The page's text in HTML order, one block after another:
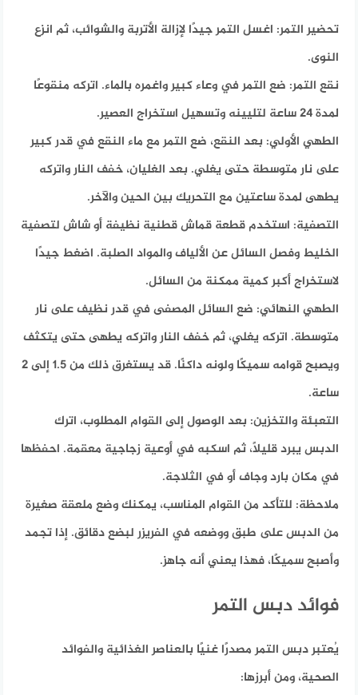
تحضير التمر: اغسل التمر جيدًا لإزالة الأتربة والشوائب، ثم انزع
النوى.​
نقع التمر: ضع التمر في وعاء كبير واغمره بالماء. اتركه منقوعًا
لمدة 24 ساعة لتليينه وتسهيل استخراج العصير.​
الطهي الأولي: بعد النقع، ضع التمر مع ماء النقع في قدر كبير
على نار متوسطة حتى يغلي. بعد الغليان، خفف النار واتركه
يطهى لمدة ساعتين مع التحريك بين الحين والآخر.​
التصفية: استخدم قطعة قماش قطنية نظيفة أو شاش لتصفية
الخليط وفصل السائل عن الألياف والمواد الصلبة. اضغط جيدًا
لاستخراج أكبر كمية ممكنة من السائل.​
الطهي النهائي: ضع السائل المصفى في قدر نظيف على نار
متوسطة. اتركه يغلي، ثم خفف النار واتركه يطهى حتى يتكثف
ويصبح قوامه سميكًا ولونه داكنًا. قد يستغرق ذلك من 1.5 إلى 2
ساعة.​
التعبئة والتخزين: بعد الوصول إلى القوام المطلوب، اترك
الدبس يبرد قليلاً، ثم اسكبه في أوعية زجاجية معقمة. احفظها
في مكان بارد وجاف أو في الثلاجة.​
ملاحظة: للتأكد من القوام المناسب، يمكنك وضع ملعقة صغيرة
من الدبس على طبق ووضعه في الفريزر لبضع دقائق. إذا تجمد
وأصبح سميكًا، فهذا يعني أنه جاهز.​
فوائد دبس التمر
يُعتبر دبس التمر مصدرًا غنيًا بالعناصر الغذائية والفوائد
الصحية،ومن أبرزها:​